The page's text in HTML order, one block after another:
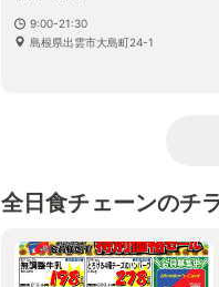
9:00-21:30
島根県出雲市大島町24-1
全日食チェーンのチ